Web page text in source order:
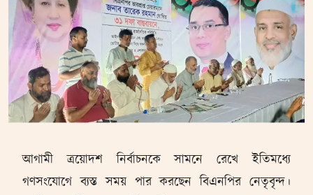
আগামী ত্রয়োদশ নির্বাচনকে সামনে রেখে ইতিমধ্যে
গণসংযোগে ব্যস্ত সময় পার করছেন বিএনপির নেতৃবৃন্দ।